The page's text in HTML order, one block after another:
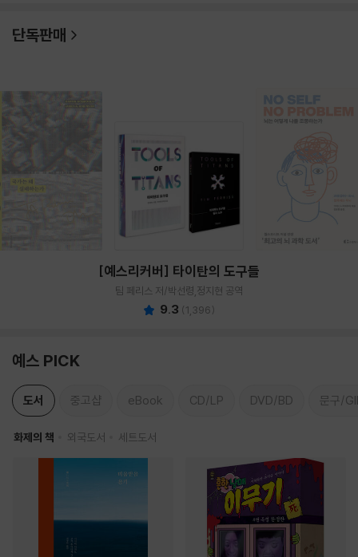
단독판매
[예스리커버] 타이탄의 도구들
팀 페리스 저/박선령,정지현 공역
9.3 (1,396)
예스 PICK
도서 중고샵 eBook CD/LP DVD/BD 문구/
화제의 책 외국도서 세트도서